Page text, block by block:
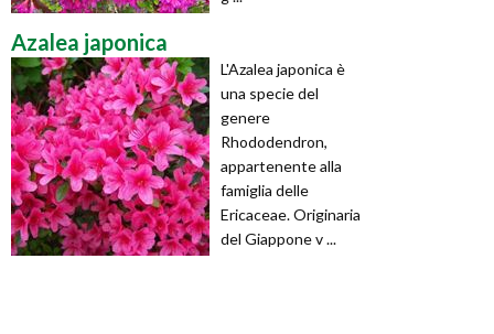
Azalea japonica
L'Azalea japonica è
una specie del
genere
Rhododendron,
appartenente alla
famiglia delle
Ericaceae. Originaria
del Giappone v ...